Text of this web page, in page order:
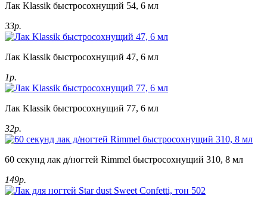
Лак Klassik быстросохнущий 54, 6 мл
33р.
Лак Klassik быстросохнущий 47, 6 мл
1р.
Лак Klassik быстросохнущий 77, 6 мл
32р.
60 секунд лак д/ногтей Rimmel быстросохнущий 310, 8 мл
149р.